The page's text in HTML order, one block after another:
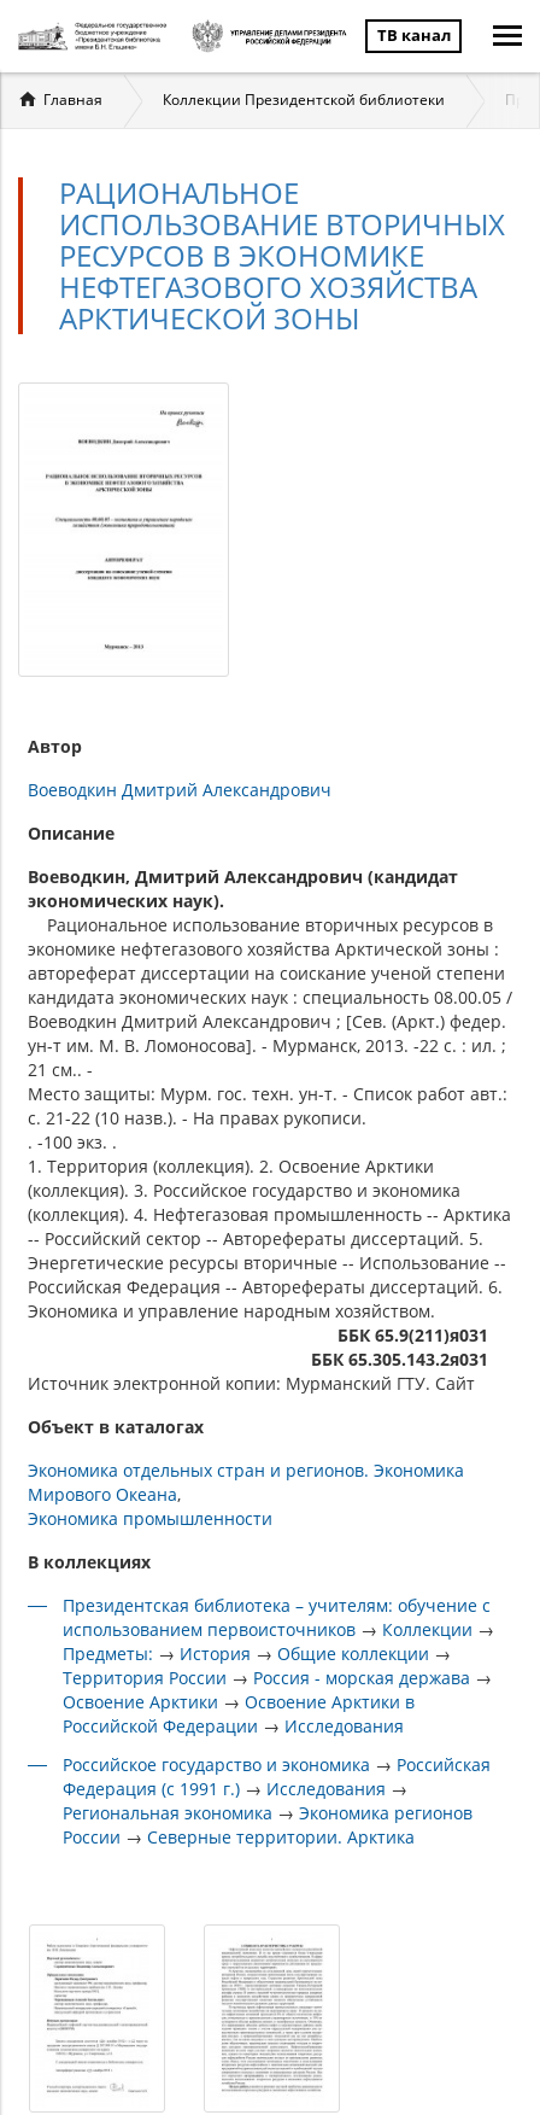
ТВ канал
Вы
здесь
Главная Коллекции Президентской библиотеки
РАЦИОНАЛЬНОЕ
ИСПОЛЬЗОВАНИЕ ВТОРИЧНЫХ
РЕСУРСОВ В ЭКОНОМИКЕ
НЕФТЕГАЗОВОГО ХОЗЯЙСТВА
АРКТИЧЕСКОЙ ЗОНЫ
Автор
Воеводкин Дмитрий Александрович
Описание
Воеводкин, Дмитрий Александрович (кандидат
экономических наук).
Рациональное использование вторичных ресурсов в
экономике нефтегазового хозяйства Арктической зоны :
автореферат диссертации на соискание ученой степени
кандидата экономических наук : специальность 08.00.05 /
Воеводкин Дмитрий Александрович ; [Сев. (Аркт.) федер.
ун-т им. М. В. Ломоносова]. - Мурманск, 2013. -22 с. : ил. ;
21 см.. -
Место защиты: Мурм. гос. техн. ун-т. - Список работ авт.:
с. 21-22 (10 назв.). - На правах рукописи.
. -100 экз. .
1. Территория (коллекция). 2. Освоение Арктики
(коллекция). 3. Российское государство и экономика
(коллекция). 4. Нефтегазовая промышленность -- Арктика
-- Российский сектор -- Авторефераты диссертаций. 5.
Энергетические ресурсы вторичные -- Использование --
Российская Федерация -- Авторефераты диссертаций. 6.
Экономика и управление народным хозяйством.
ББК 65.9(211)я031
ББК 65.305.143.2я031
Источник электронной копии: Мурманский ГТУ. Сайт
Объект в каталогах
Экономика отдельных стран и регионов. Экономика
Мирового Океана
Экономика промышленности
В коллекциях
Президентская библиотека – учителям: обучение с
использованием первоисточников → Коллекции →
Предметы: → История →Общие коллекции →
Территория России → Россия - морская держава →
Освоение Арктики →Освоение Арктики в
Российской Федерации → Исследования
Российское государство и экономика → Российская
Федерация (с 1991 г.) → Исследования →
Региональная экономика →Экономика регионов
России →Северные территории. Арктика